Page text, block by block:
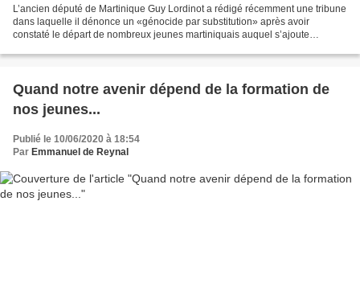
L’ancien député de Martinique Guy Lordinot a rédigé récemment une tribune
dans laquelle il dénonce un «génocide par substitution» après avoir
constaté le départ de nombreux jeunes martiniquais auquel s’ajoute
Quand notre avenir dépend de la formation de
nos jeunes...
Publié le 10/06/2020 à 18:54
Par Emmanuel de Reynal